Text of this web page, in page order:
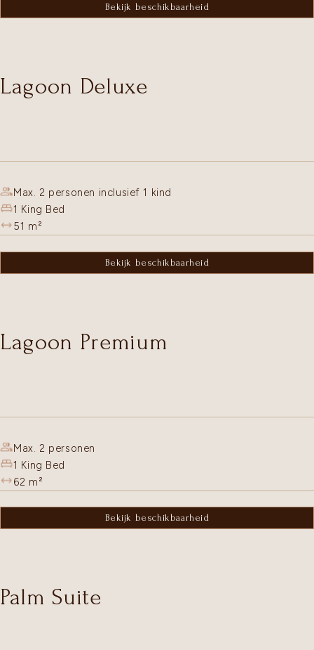
Bekijk beschikbaarheid
Lagoon Deluxe
Max. 2 personen inclusief 1 kind
1 King Bed
51 m²
Bekijk beschikbaarheid
Lagoon Premium
Max. 2 personen
1 King Bed
62 m²
Bekijk beschikbaarheid
Palm Suite